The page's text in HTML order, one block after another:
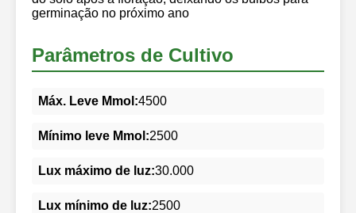
germinação no próximo ano
Parâmetros de Cultivo
Máx. Leve Mmol:4500
Mínimo leve Mmol:2500
Lux máximo de luz:30.000
Lux mínimo de luz:2500